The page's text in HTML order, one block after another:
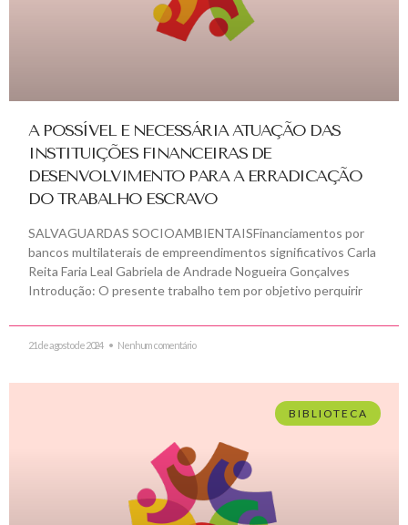
A POSSÍVEL E NECESSÁRIA ATUAÇÃO DAS
INSTITUIÇÕES FINANCEIRAS DE
DESENVOLVIMENTO PARA A ERRADICAÇÃO
DO TRABALHO ESCRAVO
SALVAGUARDAS SOCIOAMBIENTAISFinanciamentos por
bancos multilaterais de empreendimentos significativos Carla
Reita Faria Leal Gabriela de Andrade Nogueira Gonçalves
Introdução: O presente trabalho tem por objetivo perquirir
21 de agosto de 2024 Nenhum comentário
BIBLIOTECA